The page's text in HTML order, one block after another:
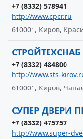
+7 (8332) 578941
http://www.cpcr.ru
610001, Киров,
+7 (8332) 484800
http://www.sts-
610001, Киров,
СУПЕР ДВЕРИ
+7 (8332) 475757
http://www.super-